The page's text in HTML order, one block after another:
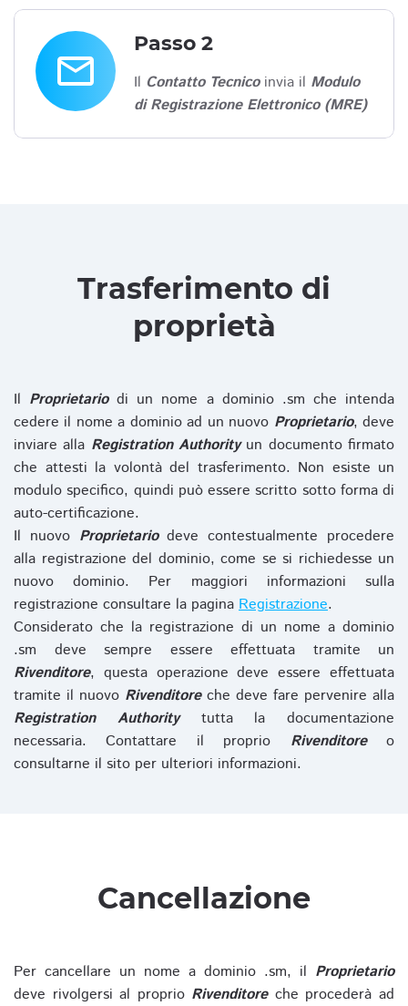
email
Passo 2
Il Contatto Tecnicoinvia il Modulo
di Registrazione Elettronico (MRE)
Trasferimento di
proprietà
Il Proprietariodi un nome a dominio .sm che intenda
cedere il nome a dominio ad un nuovo Proprietario, deve
inviare alla Registration Authorityun documento firmato
che attesti la volontà del trasferimento. Non esiste un
modulo specifico, quindi può essere scritto sotto forma di
auto-certificazione.
Il nuovo Proprietariodeve contestualmente procedere
alla registrazione del dominio, come se si richiedesse un
nuovo dominio. Per maggiori informazioni sulla
registrazione consultare la pagina Registrazione.
Considerato che la registrazione di un nome a dominio
.sm deve sempre essere effettuata tramite un
Rivenditore, questa operazione deve essere effettuata
tramite il nuovo Rivenditoreche deve fare pervenire alla
Registration Authoritytutta la documentazione
necessaria. Contattare il proprio Rivenditoreo
consultarne il sito per ulteriori informazioni.
Cancellazione
Per cancellare un nome a dominio .sm, il Proprietario
deve rivolgersi al proprio Rivenditoreche procederà ad